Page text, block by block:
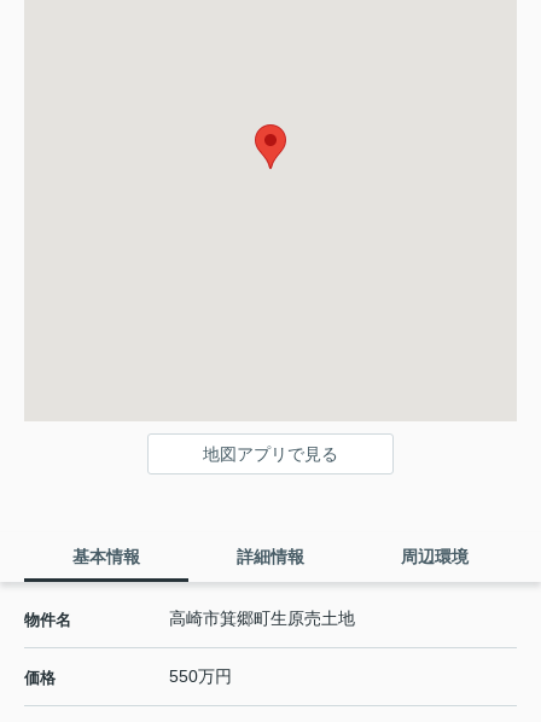
地図アプリで見る
基本情報 詳細情報 周辺環境
物件名 高崎市箕郷町生原売土地
価格 550万円